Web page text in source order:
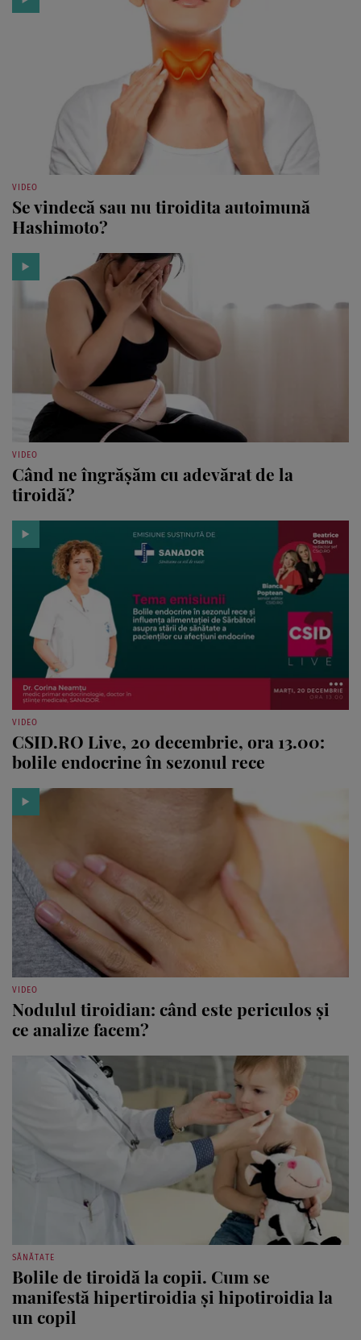
VIDEO
Se vindecă sau nu tiroidita autoimună
Hashimoto?
VIDEO
Când ne îngrășăm cu adevărat de la
tiroidă?
VIDEO
CSID.RO Live, 20 decembrie, ora 13.00:
bolile endocrine în sezonul rece
VIDEO
Nodulul tiroidian: când este periculos și
ce analize facem?
SĂNĂTATE
Bolile de tiroidă la copii. Cum se
manifestă hipertiroidia și hipotiroidia la
un copil